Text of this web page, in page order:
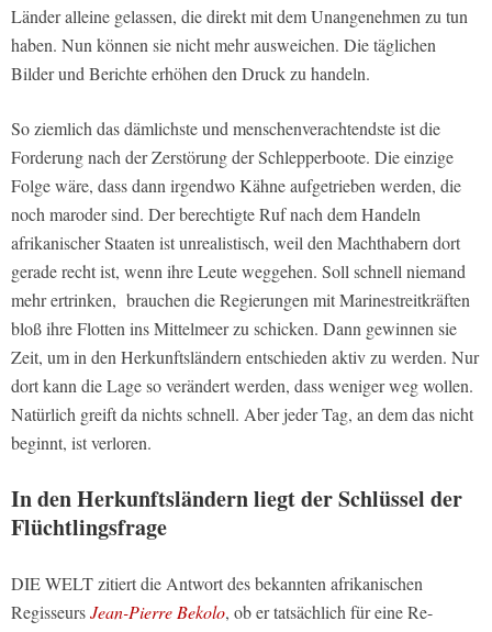
Länder alleine gelassen, die direkt mit dem Unangenehmen zu tun
haben. Nun können sie nicht mehr ausweichen. Die täglichen
Bilder und Berichte erhöhen den Druck zu handeln.
So ziemlich das dämlichste und menschenverachtendste ist die
Forderung nach der Zerstörung der Schlepperboote. Die einzige
Folge wäre, dass dann irgendwo Kähne aufgetrieben werden, die
noch maroder sind. Der berechtigte Ruf nach dem Handeln
afrikanischer Staaten ist unrealistisch, weil den Machthabern dort
gerade recht ist, wenn ihre Leute weggehen. Soll schnell niemand
mehr ertrinken, brauchen die Regierungen mit Marinestreitkräften
bloß ihre Flotten ins Mittelmeer zu schicken. Dann gewinnen sie
Zeit, um in den Herkunftsländern entschieden aktiv zu werden. Nur
dort kann die Lage so verändert werden, dass weniger weg wollen.
Natürlich greift da nichts schnell. Aber jeder Tag, an dem das nicht
beginnt, ist verloren.
In den Herkunftsländern liegt der Schlüssel der
Flüchtlingsfrage
DIE WELT zitiert die Antwort des bekannten afrikanischen
RegisseursJean-Pierre Bekolo, ob er tatsächlich für eine Re-